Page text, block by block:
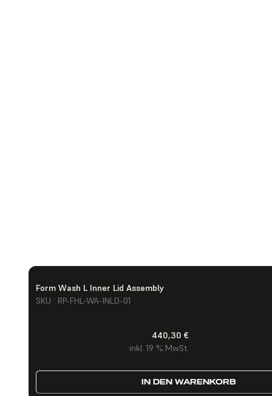
Form Wash L Inner Lid Assembly
SKU : RP-FHL-WA-INLD-01
440,30 €
inkl. 19 % MwSt.
IN DEN WARENKORB